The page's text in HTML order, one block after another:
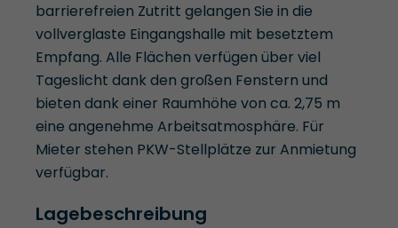
barrierefreien Zutritt gelangen Sie in die
vollverglaste Eingangshalle mit besetztem
Empfang. Alle Flächen verfügen über viel
Tageslicht dank den großen Fenstern und
bieten dank einer Raumhöhe von ca. 2,75 m
eine angenehme Arbeitsatmosphäre. Für
Mieter stehen PKW-Stellplätze zur Anmietung
verfügbar.
Lagebeschreibung